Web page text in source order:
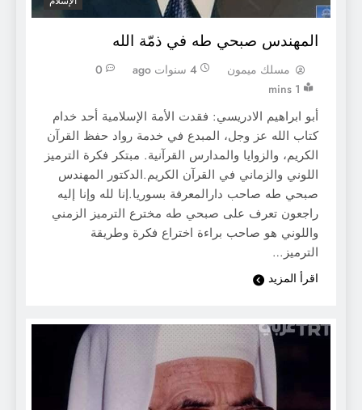
المهندس صبحي طه في ذمّة الله
مسلك ميمون 4 سنوات ago
0
1 mins
أبو ابراهيم الادريسي: فقدت الأمة الإسلامية أحد خدام
كتاب الله عز وجل، المبدع في خدمة رواد حفظ القرآن
الكريم، والزوايا والمدارس القرآنية. مبتكر فكرة الترميز
اللوني والزماني في القرآن الكريم.الدكتور المهندس
صبحي طه صاحب دارالمعرفة بسوريا.إنا لله وإنا إليه
راجعون تعرف على صبحي طه مخترع الترميز الزمني
واللوني هو صاحب براءة اختراع فكرة وطريقة
الترميز…
اقرأ المزيد